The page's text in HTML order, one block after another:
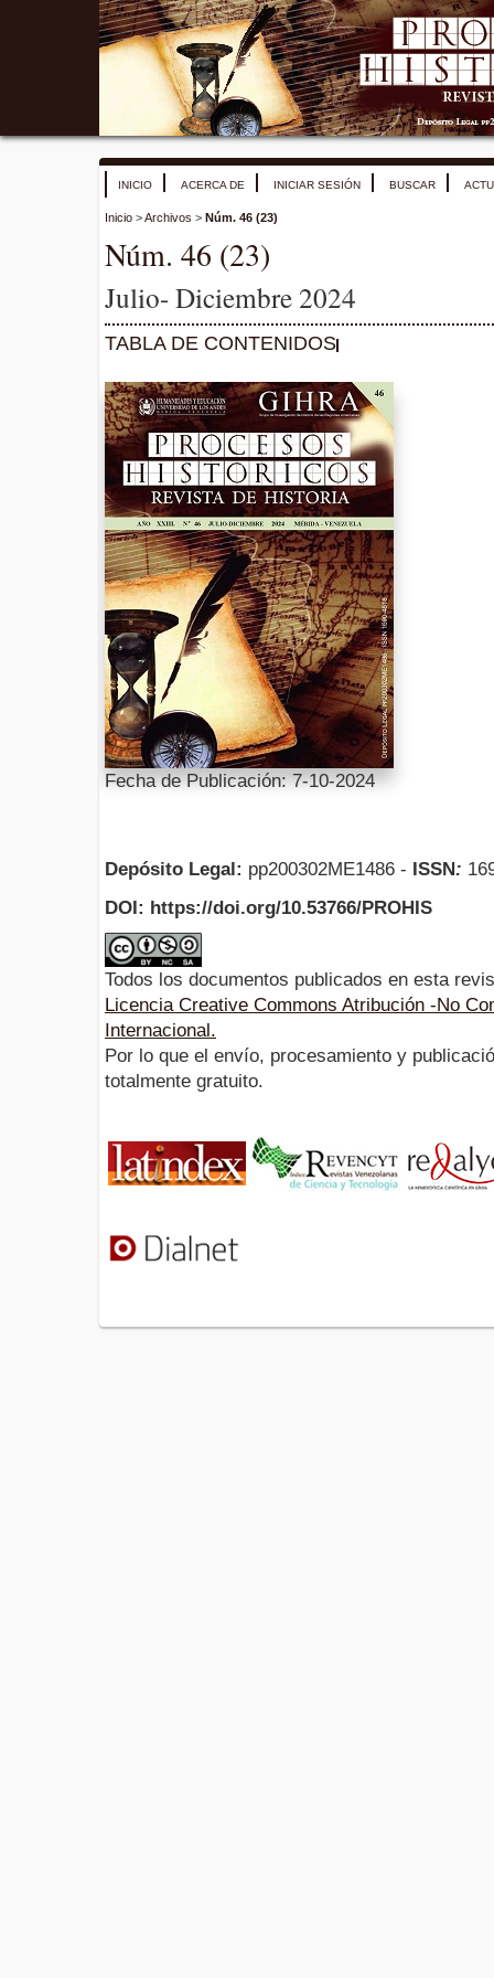
INICIO ACERCA DE INICIAR SESIÓN BUSCAR
Inicio >Archivos > Núm. 46 (23)
Núm. 46 (23)
Julio- Diciembre 2024
TABLA DE CONTENIDOS
Fecha de Publicación: 7-10-2024
Depósito Legal: pp200302ME1486 - ISSN:
DOI: https://doi.org/10.53766/PROHIS
Todos los documentos publicados en esta
Licencia Creative Commons Atribución -No
Internacional.
Por lo que el envío, procesamiento y
totalmente gratuito.